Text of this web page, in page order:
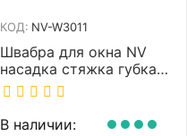
КОД: NV-W3011
Швабра для окна NV
насадка стяжка губка
30 см телескопическая
рукоятка 70-110 см NV-
W3011
В наличии: